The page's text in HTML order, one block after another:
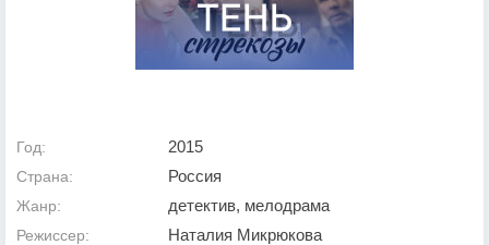
Год: 2015
Страна: Россия
Жанр: детектив, мелодрама
Режиссер: Наталия Микрюкова